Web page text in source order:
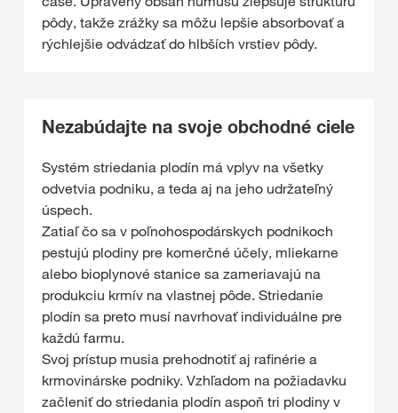
pôdy, takže zrážky sa môžu lepšie absorbovať a
rýchlejšie odvádzať do hlbších vrstiev pôdy.
Nezabúdajte na svoje obchodné ciele
Systém striedania plodín má vplyv na všetky
odvetvia podniku, a teda aj na jeho udržateľný
úspech.
Zatiaľ čo sa v poľnohospodárskych podnikoch
pestujú plodiny pre komerčné účely, mliekarne
alebo bioplynové stanice sa zameriavajú na
produkciu krmív na vlastnej pôde. Striedanie
plodín sa preto musí navrhovať individuálne pre
každú farmu.
Svoj prístup musia prehodnotiť aj rafinérie a
krmovinárske podniky. Vzhľadom na požiadavku
začleniť do striedania plodín aspoň tri plodiny v